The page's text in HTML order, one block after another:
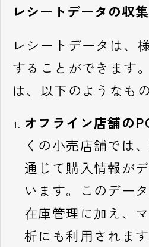
レシートデータの収
レシートデータは、
することができます
は、以下のようなも
オフライン店舗の
くの小売店舗では
通じて購入情報が
います。このデー
在庫管理に加え、
析にも利用されます